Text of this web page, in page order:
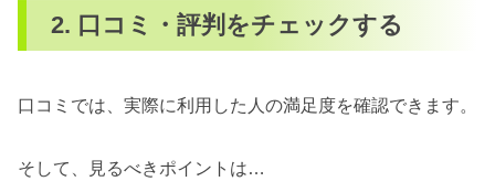
2. 口コミ・評判をチェックする
口コミでは、実際に利用した人の満足度を確認できます。
そして、見るべきポイントは…